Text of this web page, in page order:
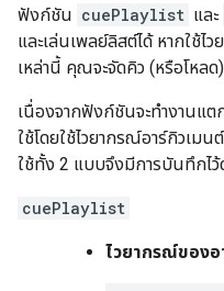
ฟังก์ชัน cuePlaylist และ
และเล่นเพลย์ลิสต์ได้ หากใช้
เหล่านี้ คุณจะจัดคิว (หรือโหลด
เนื่องจากฟังก์ชันจะทํางานแต
ใช้โดยใช้ไวยากรณ์อาร์กิวเม
ใช้ทั้ง 2 แบบจึงมีการบันทึกไว้
cuePlaylist
ไวยากรณ์ของอ